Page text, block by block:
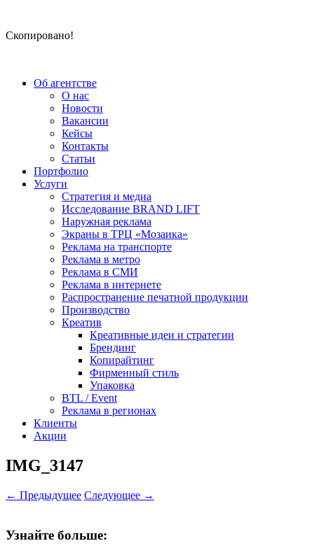
Скопировано!
Об агентстве
О нас
Новости
Вакансии
Кейсы
Контакты
Статьи
Портфолио
Услуги
Стратегия и медиа
Исследование BRAND LIFT
Наружная реклама
Экраны в ТРЦ «Мозаика»
Реклама на транспорте
Реклама в метро
Реклама в СМИ
Реклама в интернете
Распространение печатной продукции
Производство
Креатив
Креативные идеи и стратегии
Брендинг
Копирайтинг
Фирменный стиль
Упаковка
BTL / Event
Реклама в регионах
Клиенты
Акции
IMG_3147
← Предыдущее Следующее →
Узнайте больше: